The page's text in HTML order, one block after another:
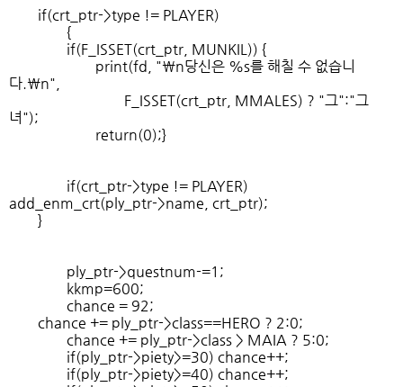
if(crt_ptr->type != PLAYER)
{
if(F_ISSET(crt_ptr, MUNKIL)) {
print(fd, "\n당신은 %s를 해칠 수 없습니
다.\n",
F_ISSET(crt_ptr, MMALES) ? "그":"그
녀");
return(0);}
if(crt_ptr->type != PLAYER)
add_enm_crt(ply_ptr->name, crt_ptr);
}
ply_ptr->questnum-=1;
kkmp=600;
chance = 92;
chance += ply_ptr->class==HERO ? 2:0;
chance += ply_ptr->class > MAIA ? 5:0;
if(ply_ptr->piety>=30) chance++;
if(ply_ptr->piety>=40) chance++;